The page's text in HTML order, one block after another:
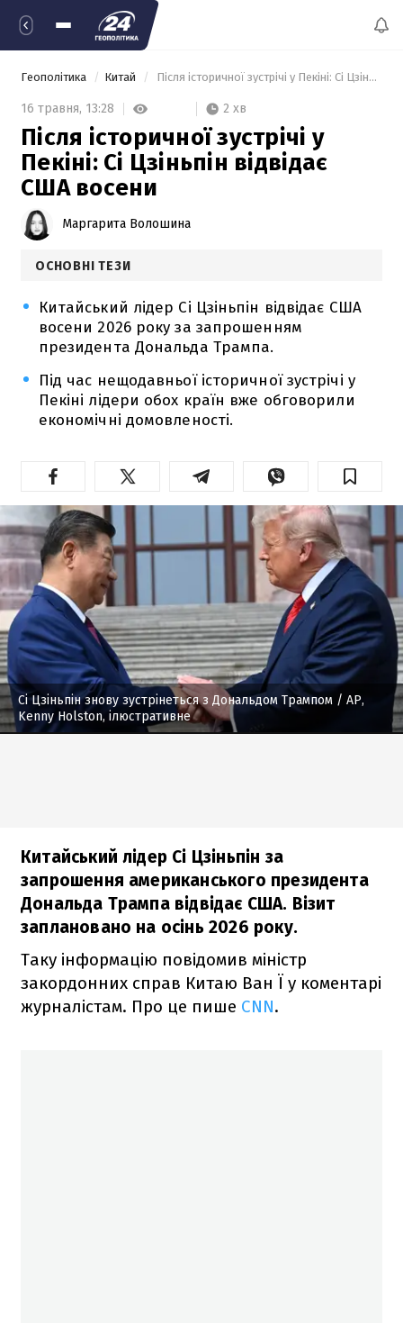
Геополітика Китай Після історичної зустрічі у Пекіні: Сі Цзіньпін відвідає США восени
16 травня, 13:28 2 хв
Після історичної зустрічі у
Пекіні: Сі Цзіньпін відвідає
США восени
Маргарита Волошина
ОСНОВНІ ТЕЗИ
Китайський лідер Сі Цзіньпін відвідає США
восени 2026 року за запрошенням
президента Дональда Трампа.
Під час нещодавньої історичної зустрічі у
Пекіні лідери обох країн вже обговорили
економічні домовленості.
Сі Цзіньпін знову зустрінеться з Дональдом Трампом / AP,
Kenny Holston, ілюстративне
Китайський лідер Сі Цзіньпін за
запрошення американського президента
Дональда Трампа відвідає США. Візит
заплановано на осінь 2026 року.
Таку інформацію повідомив міністр
закордонних справ Китаю Ван Ї у коментарі
журналістам. Про це пише CNN.